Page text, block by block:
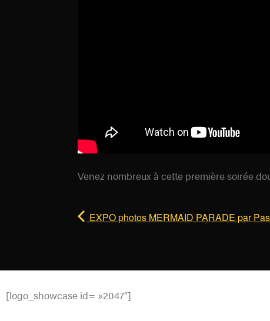
Venez nombreux à cette première soirée
EXPO photos MERMAID PARADE par
[logo_showcase id= »2047″]